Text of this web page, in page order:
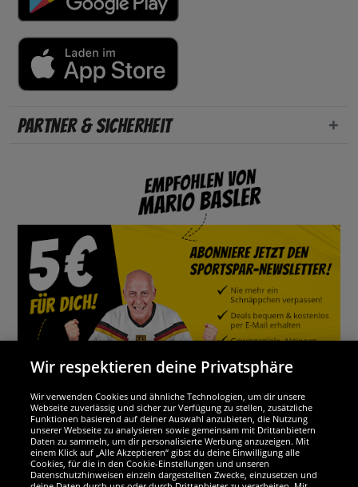
Partner & Sicherheit
Wir sind ausgezeichnet
Wir respektieren deine Privatsphäre
Wir verwenden Cookies und ähnliche Technologien, um dir unsere
Webseite zuverlässig und sicher zur Verfügung zu stellen, zusätzliche
Funktionen basierend auf deiner Auswahl anzubieten, die Nutzung
unserer Webseite zu analysieren sowie gemeinsam mit Drittanbietern
Daten zu sammeln, um dir personalisierte Werbung anzuzeigen. Mit
einem Klick auf „Alle Akzeptieren“ gibst du deine Einwilligung alle
Cookies, für die in den Cookie-Einstellungen und unseren
Datenschutzhinweisen einzeln dargestellten Zwecke, einzusetzen und